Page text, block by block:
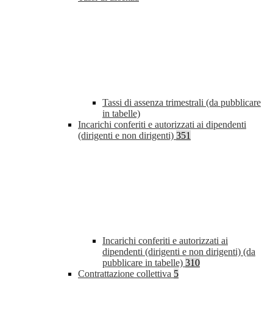
Tassi di assenza trimestrali (da pubblicare
in tabelle)
Incarichi conferiti e autorizzati ai dipendenti
(dirigenti e non dirigenti) 351
Incarichi conferiti e autorizzati ai
dipendenti (dirigenti e non dirigenti) (da
pubblicare in tabelle) 310
Contrattazione collettiva 5